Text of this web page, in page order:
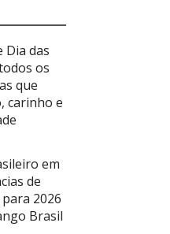
Dia das
os
que
carinho e
em
de
2026
Brasil